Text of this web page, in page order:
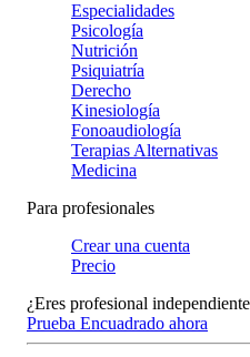
Especialidades
Psicología
Nutrición
Psiquiatría
Derecho
Kinesiología
Fonoaudiología
Terapias Alternativas
Medicina
Para profesionales
Crear una cuenta
Precio
¿Eres profesional
Prueba Encuadrado ahora